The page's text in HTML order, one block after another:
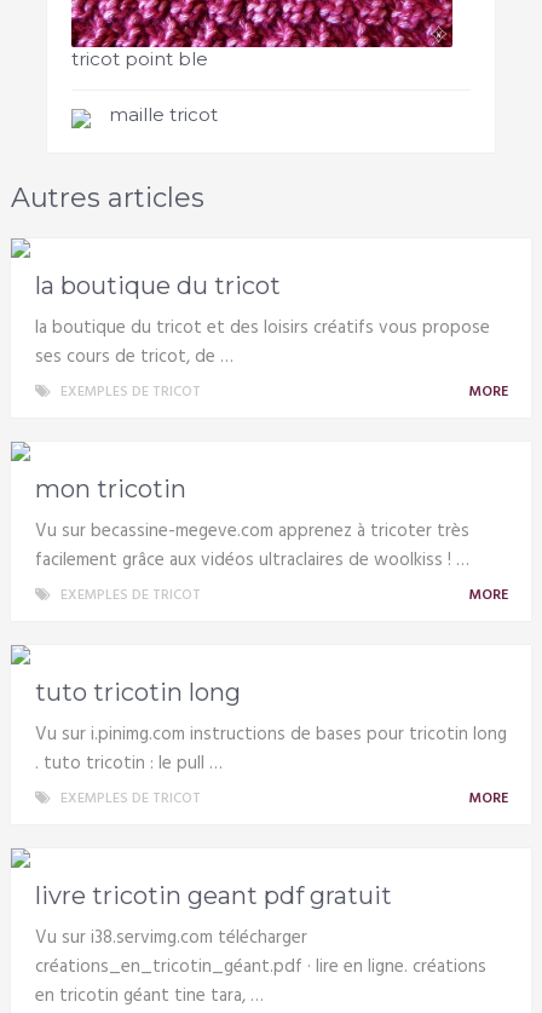
tricot point ble
maille tricot
Autres articles
la boutique du tricot
la boutique du tricot et des loisirs créatifs vous propose
ses cours de tricot, de …
EXEMPLES DE TRICOT MORE
mon tricotin
Vu sur becassine-megeve.com apprenez à tricoter très
facilement grâce aux vidéos ultraclaires de woolkiss ! …
EXEMPLES DE TRICOT MORE
tuto tricotin long
Vu sur i.pinimg.com instructions de bases pour tricotin long
. tuto tricotin : le pull …
EXEMPLES DE TRICOT MORE
livre tricotin geant pdf gratuit
Vu sur i38.servimg.com télécharger
créations_en_tricotin_géant.pdf · lire en ligne. créations
en tricotin géant tine tara, …